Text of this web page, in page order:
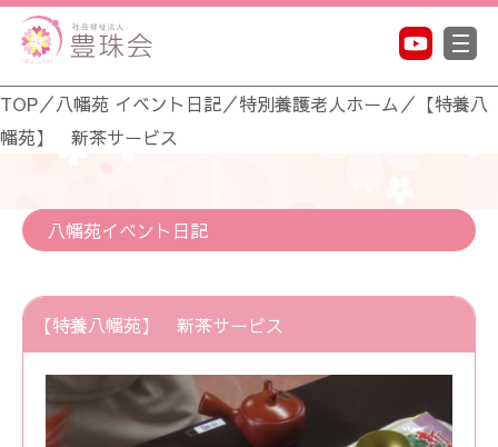
TOP／八幡苑 イベント日記／特別養護老人ホーム ／ 【特養八
幡苑】 新茶サービス
八幡苑イベント日記
【特養八幡苑】 新茶サービス